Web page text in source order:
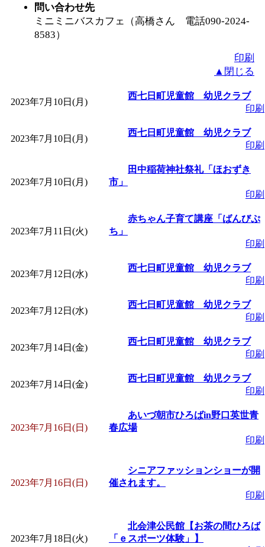
de 健康づくり」」 受
「堂島地区歴史ウオ
」 受付期間：～
「みなづる号乗車体
de 健康づくり」」 受
「皆鶴姫のこびる塾
」 受付期間：～
「みなづる号乗車体
de 健康づくり」」 受
問い合わせ先
ミニミニバスカフェ（高橋さん 電話090-2024-
8583）
印刷
▲閉じる
2023年7月10日(月)
西七日町児童館 幼児クラブ
印刷
2023年7月10日(月)
西七日町児童館 幼児クラブ
印刷
2023年7月10日(月)
田中稲荷神社祭礼「ほおずき
市」
印刷
2023年7月11日(火)
赤ちゃん子育て講座「ばんびぷ
ち」
印刷
2023年7月12日(水)
西七日町児童館 幼児クラブ
印刷
2023年7月12日(水)
西七日町児童館 幼児クラブ
印刷
2023年7月14日(金)
西七日町児童館 幼児クラブ
印刷
2023年7月14日(金)
西七日町児童館 幼児クラブ
印刷
2023年7月16日(日)
あいづ朝市ひろばin野口英世青
春広場
印刷
2023年7月16日(日)
シニアファッションショーが開
催されます。
印刷
2023年7月18日(火)
北会津公民館【お茶の間ひろば
「ｅスポーツ体験」】